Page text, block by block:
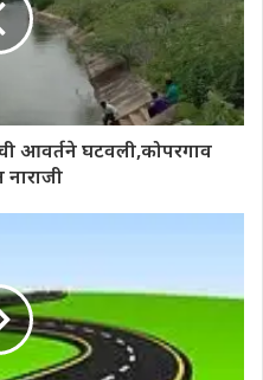
आवर्तने घटवली,कोपरगाव